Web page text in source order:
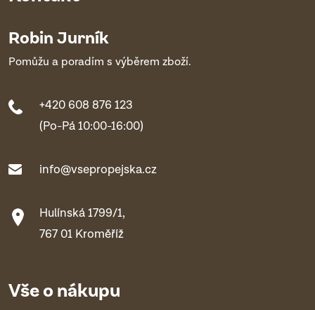
Robin Jurník
Pomůžu a poradím s výběrem zboží.
+420 608 876 123
(Po-Pá 10:00-16:00)
info@vsepropejska.cz
Hulínská 1799/1,
767 01 Kroměříž
Vše o nákupu